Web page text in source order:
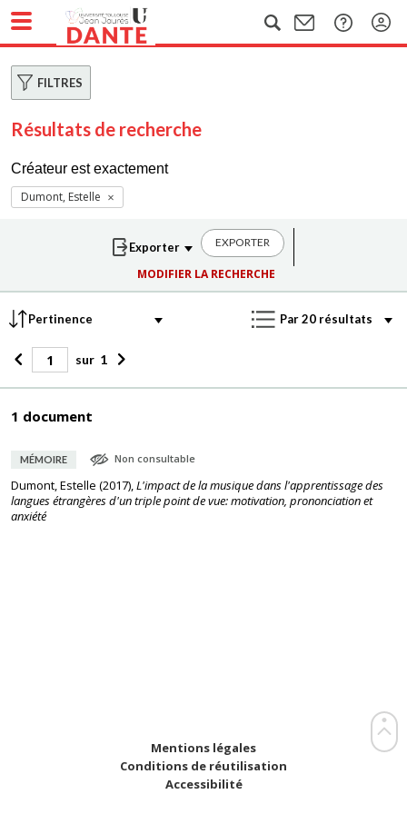
FILTRES
Résultats de recherche
Créateur est exactement
Dumont, Estelle
EXPORTER
MODIFIER LA RECHERCHE
sur 1
1 document
MÉMOIRE Non consultable
Dumont, Estelle (2017),L'impact de la musique dans l'apprentissage des
langues étrangères d'un triple point de vue: motivation, prononciation et
anxiété
Mentions légales
Conditions de réutilisation
Accessibilité